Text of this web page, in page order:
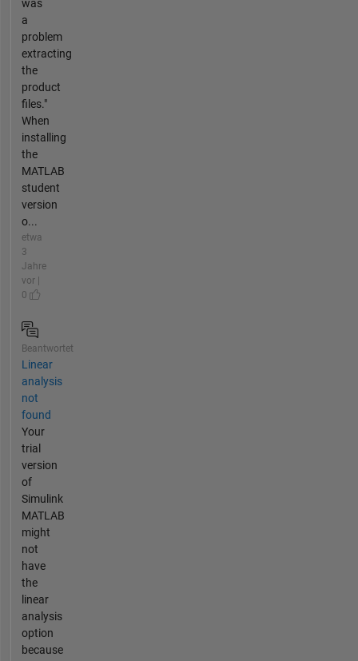
was
a
problem
extracting
the
product
files."
When
installing
the
MATLAB
student
version
o...
etwa
3
Jahre
vor |
0
Beantwortet
Linear
analysis
not
found
Your
trial
version
of
Simulink
MATLAB
might
not
have
the
linear
analysis
option
because